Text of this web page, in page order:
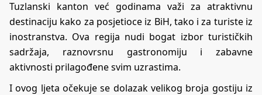
Tuzlanski kanton već godinama važi za atraktivnu
destinaciju kako za posjetioce iz BiH, tako i za turiste iz
inostranstva. Ova regija nudi bogat izbor turističkih
sadržaja, raznovrsnu gastronomiju i zabavne
aktivnosti prilagođene svim uzrastima.
I ovog ljeta očekuje se dolazak velikog broja gostiju iz